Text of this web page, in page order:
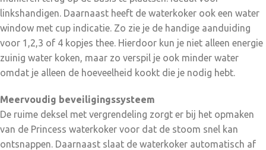
links- en rechtshandigen dankzij de mogelijk om de
waterkoker 360⁰ te draaien Hoog vermogen van 2200 Watt
zodat het water zeer snel aan de kook gebracht is
Meervoudige beveiliging waaronder een droogkookbeveiliging
en een automatische afslag
linkshandigen. Daarnaast heeft de waterkoker ook een water
window met cup indicatie. Zo zie je de handige aanduiding
voor 1,2,3 of 4 kopjes thee. Hierdoor kun je niet alleen energie
zuinig water koken, maar zo verspil je ook minder water
omdat je alleen de hoeveelheid kookt die je nodig hebt.
Meervoudig beveiligingssysteem
De ruime deksel met vergrendeling zorgt er bij het opmaken
van de Princess waterkoker voor dat de stoom snel kan
ontsnappen. Daarnaast slaat de waterkoker automatisch af